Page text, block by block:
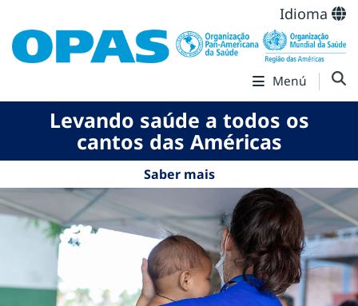
Idioma
Menú
Levando saúde a todos os
cantos das Américas
Saber mais